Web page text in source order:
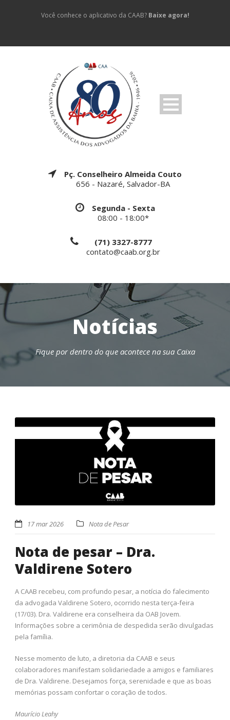
Você conhece o aplicativo da CAAB? Baixe agora!
Pç. Conselheiro Almeida Couto
656 - Nazaré, Salvador-BA
Segunda - Sexta
08:00 - 18:00*
(71) 3327-8777
contato@caab.org.br
Notícias
Fique por dentro do que acontece na sua Caixa
17 mar 2026 Nota de Pesar
Nota de pesar – Dra.
Valdirene Sotero
A CAAB recebeu, com profundo pesar, a notícia do falecimento
da advogada Valdirene Sotero, ocorrido nesta terça-feira
(17/03). Dra. Valdirene era conselheira da OAB Jovem.
Informações sobre a cerimônia de despedida serão divulgadas
pela família.
Nesse momento de luto, a diretoria da CAAB e seus
colaboradores manifestam solidariedade a amigos e familiares
de Dra. Valdirene. Desejamos força, serenidade e que as boas
memórias possam confortar o coração de todos.
Maurício Leahy